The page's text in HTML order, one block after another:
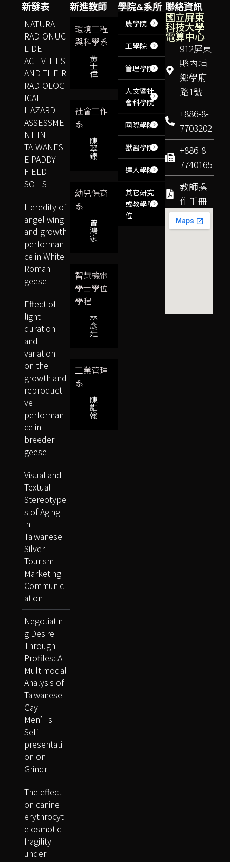
聯絡資訊
國立屏東
科技大學
電算中心
912屏東
縣內埔
鄉學府
路1號
+886-8-
7703202
+886-8-
7740165
教師操
作手冊
學院&系所
農學院
工學院
管理學院
人文暨社
會科學院
國際學院
獸醫學院
達人學院
其它研究
或教學單
位
新進教師
環境工程
與科學系
黃
士
偉
社會工作
系
陳
翠
臻
幼兒保育
系
曾
鴻
家
智慧機電
學士學位
學程
林
彥
廷
工業管理
系
陳
詣
翰
新發表
NATURAL
RADIONUC
LIDE
ACTIVITIES
AND THEIR
RADIOLOG
ICAL
HAZARD
ASSESSME
NT IN
TAIWANES
E PADDY
FIELD
SOILS
Heredity of
angel wing
and growth
performan
ce in White
Roman
geese
Effect of
light
duration
and
variation
on the
growth and
reproducti
ve
performan
ce in
breeder
geese
Visual and
Textual
Stereotype
s of Aging
in
Taiwanese
Silver
Tourism
Marketing
Communic
ation
Negotiatin
g Desire
Through
Profiles: A
Multimodal
Analysis of
Taiwanese
Gay
Men’s
Self-
presentati
on on
Grindr
The effect
on canine
erythrocyt
e osmotic
fragility
under